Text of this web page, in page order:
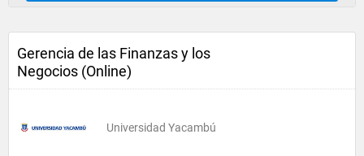
Gerencia de las Finanzas y los
Negocios (Online)
Universidad Yacambú